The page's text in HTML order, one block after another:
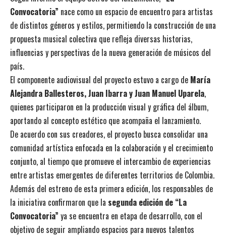
Convocatoria” nace como un espacio de encuentro para artistas
de distintos géneros y estilos, permitiendo la construcción de una
propuesta musical colectiva que refleja diversas historias,
influencias y perspectivas de la nueva generación de músicos del
país.
El componente audiovisual del proyecto estuvo a cargo de María
Alejandra Ballesteros, Juan Ibarra y Juan Manuel Uparela,
quienes participaron en la producción visual y gráfica del álbum,
aportando al concepto estético que acompaña el lanzamiento.
De acuerdo con sus creadores, el proyecto busca consolidar una
comunidad artística enfocada en la colaboración y el crecimiento
conjunto, al tiempo que promueve el intercambio de experiencias
entre artistas emergentes de diferentes territorios de Colombia.
Además del estreno de esta primera edición, los responsables de
la iniciativa confirmaron que la segunda edición de “La
Convocatoria” ya se encuentra en etapa de desarrollo, con el
objetivo de seguir ampliando espacios para nuevos talentos